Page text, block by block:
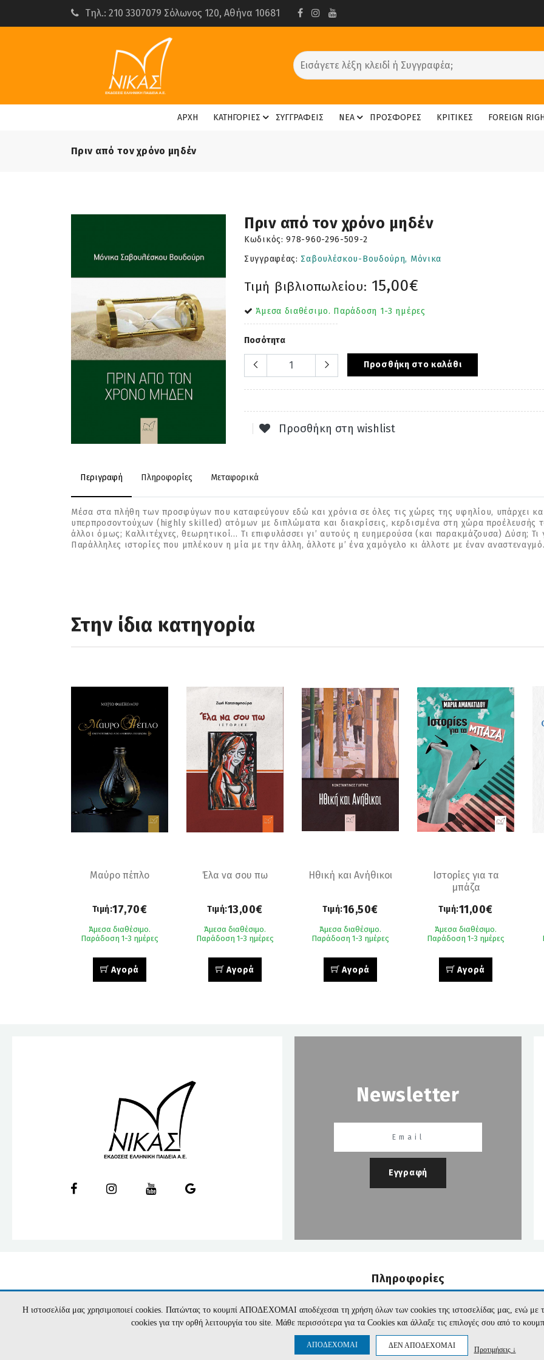
Τηλ.: 210 3307079 Σόλωνος 120, Αθήνα 10681
ΑΡΧΗ ΚΑΤΗΓΟΡΙΕΣ ΣΥΓΓΡΑΦΕΙΣ ΝΕΑ ΠΡΟΣΦΟΡΕΣ ΚΡΙΤΙΚΕΣ FOREIGN
Πριν από τον χρόνο μηδέν
Πριν από τον χρόνο μηδέν
Κωδικός:978-960-296-509-2
Συγγραφέας: Σαβουλέσκου-Βουδούρη, Μόνικα
Τιμή βιβλιοπωλείου: 15,00€
Άμεσα διαθέσιμο. Παράδοση 1-3 ημέρες
Ποσότητα
Προσθήκη στο καλάθι
Προσθήκη στη wishlist
Περιγραφή Πληροφορίες Μεταφορικά
Μέσα στα πλήθη των προσφύγων που καταφεύγουν εδώ και χρόνια σε όλες τις χώρες της υφηλίου, υπάρχει
υπερπροσοντούχων (highly skilled) ατόµων µε διπλώµατα και διακρίσεις, κερδισµένα στη χώρα προέλευσής
άλλοι όµως; Καλλιτέχνες, θεωρητικοί… Τι επιφυλάσσει γι’ αυτούς η ευηµερούσα (και παρακµάζουσα) ∆ύση; Τι
Παράλληλες ιστορίες που µπλέκουν η µία µε την άλλη, άλλοτε µ’ ένα χαµόγελο κι άλλοτε µε έναν
Στην ίδια κατηγορία
Μαύρο πέπλο
Τιμή:17,70€
Άμεσα διαθέσιμο.
Παράδοση 1-3 ημέρες
Αγορά
Έλα να σου πω
Τιμή:13,00€
Άμεσα διαθέσιμο.
Παράδοση 1-3 ημέρες
Αγορά
Ηθική και Ανήθικοι
Τιμή:16,50€
Άμεσα διαθέσιμο.
Παράδοση 1-3 ημέρες
Αγορά
Ιστορίες για τα
μπάζα
Τιμή:11,00€
Άμεσα διαθέσιμο.
Παράδοση 1-3 ημέρες
Αγορά
Newsletter
Εγγραφή
Πληροφορίες
Η ιστοσελίδα μας χρησιμοποιεί cookies. Πατώντας το κουμπί ΑΠΟΔΕΧΟΜΑΙ αποδέχεσαι τη χρήση όλων των cookies της ιστοσελίδας μας, ενώ
cookies για την ορθή λειτουργία του site. Μάθε περισσότερα για τα Cookies και άλλαξε τις επιλογές σου από το
ΑΠΟΔΕΧΟΜΑΙ ΔΕΝ ΑΠΟΔΕΧΟΜΑΙ Προτιμήσεις ↓